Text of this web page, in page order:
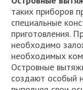
таких приборов
специальные
приготовления.
необходимо
необходимых
Островные
создают особый